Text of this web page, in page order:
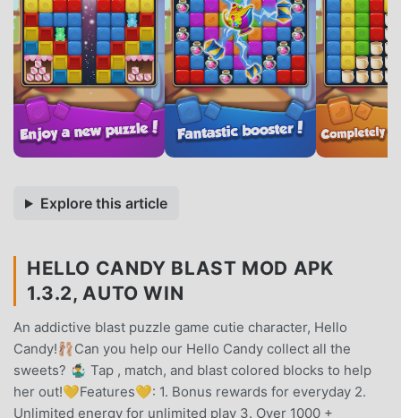
Explore this article
HELLO CANDY BLAST MOD APK
1.3.2, AUTO WIN
An addictive blast puzzle game cutie character, Hello
Candy!🩰Can you help our Hello Candy collect all the
sweets? 🤹‍♂️ Tap , match, and blast colored blocks to help
her out!💛Features💛: 1. Bonus rewards for everyday 2.
Unlimited energy for unlimited play 3. Over 1000 +